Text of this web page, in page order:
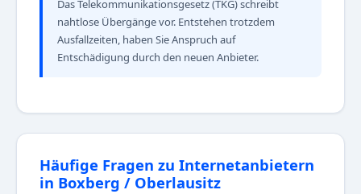
Das Telekommunikationsgesetz (TKG) schreibt
nahtlose Übergänge vor. Entstehen trotzdem
Ausfallzeiten, haben Sie Anspruch auf
Entschädigung durch den neuen Anbieter.
Häufige Fragen zu Internetanbietern
in Boxberg / Oberlausitz